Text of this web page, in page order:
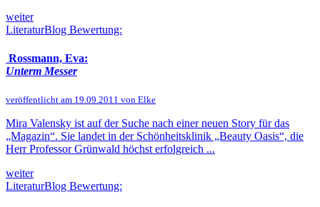
weiter
LiteraturBlog Bewertung:
Rossmann, Eva:
Unterm Messer
veröffentlicht am 19.09.2011 von Elke
Mira Valensky ist auf der Suche nach einer neuen Story für das
„Magazin“. Sie landet in der Schönheitsklinik „Beauty Oasis“, die
Herr Professor Grünwald höchst erfolgreich ...
weiter
LiteraturBlog Bewertung: